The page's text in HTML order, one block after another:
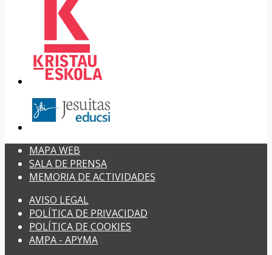
MAPA WEB
SALA DE PRENSA
MEMORIA DE ACTIVIDADES
AVISO LEGAL
POLÍTICA DE PRIVACIDAD
POLÍTICA DE COOKIES
AMPA - APYMA